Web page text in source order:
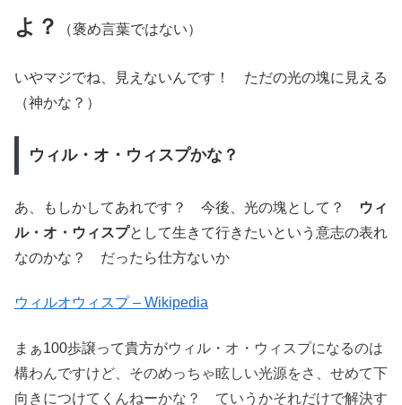
よ？ （褒め言葉ではない）
いやマジでね、見えないんです！ ただの光の塊に見える
（神かな？）
ウィル・オ・ウィスプかな？
あ、もしかしてあれです？ 今後、光の塊として？
ウィ
ル・オ・ウィスプとして生きて行きたいという意志の表れ
なのかな？ だったら仕方ないか
ウィルオウィスプ – Wikipedia
まぁ100歩譲って貴方がウィル・オ・ウィスプになるのは
構わんですけど、そのめっちゃ眩しい光源をさ、せめて下
向きにつけてくんねーかな？ ていうかそれだけで解決す